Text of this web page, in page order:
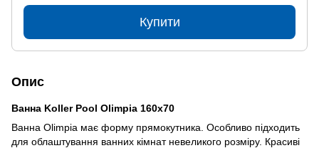
Купити
Опис
Ванна Koller Pool Olimpia 160x70
Ванна Olimpia має форму прямокутника. Особливо підходить
для облаштування ванних кімнат невеликого розміру. Красиві